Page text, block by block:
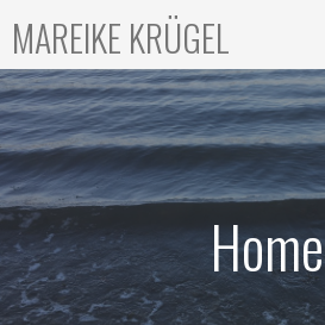
Inhalt
springen
MAREIKE KRÜGEL
Home